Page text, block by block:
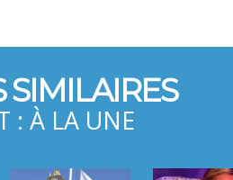
SIMILAIRES
: À LA UNE